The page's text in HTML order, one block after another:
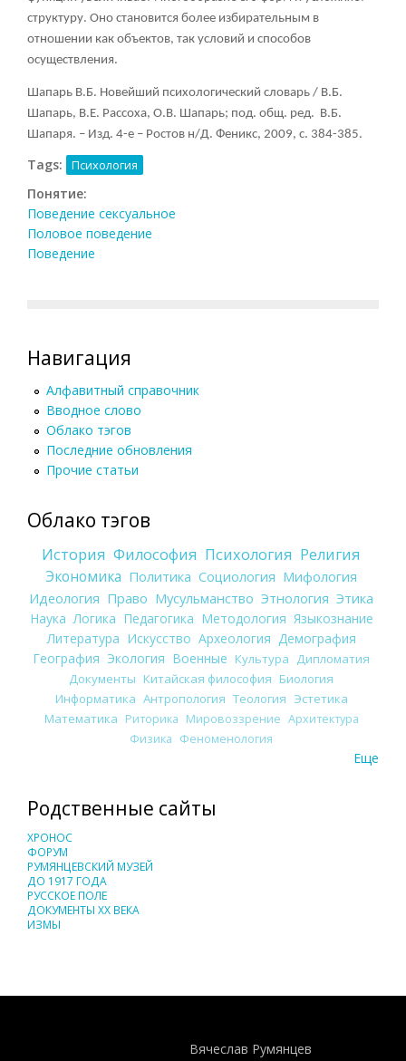
структуру. Оно становится более избирательным в
отношении как объектов, так условий и способов
осуществления.
Шапарь В.Б. Новейший психологический словарь / В.Б.
Шапарь, В.Е. Рассоха, О.В. Шапарь; под. общ. ред. В.Б.
Шапаря. – Изд. 4-е – Ростов н/Д. Феникс, 2009, с. 384-385.
Tags: Психология
Понятие:
Поведение сексуальное
Половое поведение
Поведение
Навигация
Алфавитный справочник
Вводное слово
Облако тэгов
Последние обновления
Прочие статьи
Облако тэгов
История Философия Психология Религия
Экономика Политика Социология Мифология
Идеология Право Мусульманство Этнология Этика
Наука Логика Педагогика Методология Языкознание
Литература Искусство Археология Демография
География Экология Военные Культура
Дипломатия
Документы Китайская философия Биология
Информатика Антропология Теология Эстетика
Математика Риторика Мировоззрение Архитектура
Физика Феноменология
Еще
Родственные сайты
ХРОНОС
ФОРУМ
РУМЯНЦЕВСКИЙ МУЗЕЙ
ДО 1917 ГОДА
РУССКОЕ ПОЛЕ
ДОКУМЕНТЫ XX ВЕКА
ИЗМЫ
Вячеслав Румянцев